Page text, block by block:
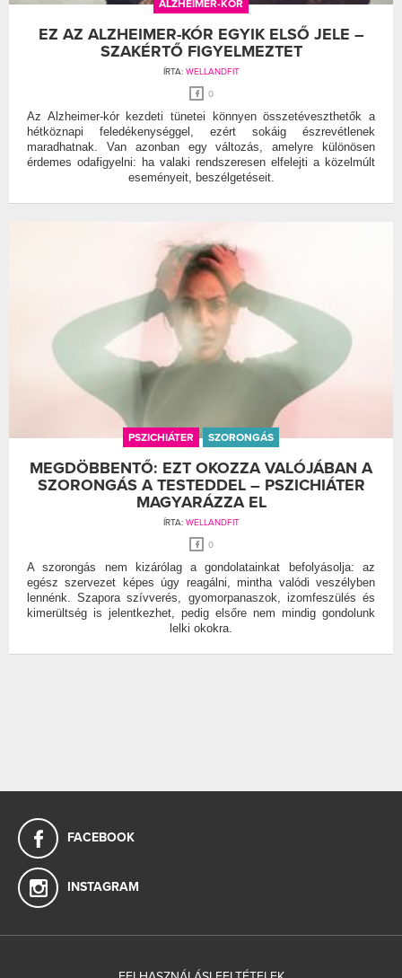
ALZHEIMER-KÓR
EZ AZ ALZHEIMER-KÓR EGYIK ELSŐ JELE –
SZAKÉRTŐ FIGYELMEZTET
ÍRTA: WELLANDFIT
0
Az Alzheimer-kór kezdeti tünetei könnyen összetéveszthetők a
hétköznapi feledékenységgel, ezért sokáig észrevétlenek
maradhatnak. Van azonban egy változás, amelyre különösen
érdemes odafigyelni: ha valaki rendszeresen elfelejti a közelmúlt
eseményeit, beszélgetéseit.
PSZICHIÁTER SZORONGÁS
MEGDÖBBENTŐ: EZT OKOZZA VALÓJÁBAN A
SZORONGÁS A TESTEDDEL – PSZICHIÁTER
MAGYARÁZZA EL
ÍRTA: WELLANDFIT
0
A szorongás nem kizárólag a gondolatainkat befolyásolja: az
egész szervezet képes úgy reagálni, mintha valódi veszélyben
lennénk. Szapora szívverés, gyomorpanaszok, izomfeszülés és
kimerültség is jelentkezhet, pedig elsőre nem mindig gondolunk
lelki okokra.
FACEBOOK
INSTAGRAM